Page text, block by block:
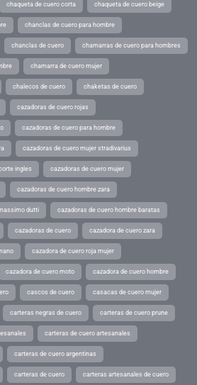
chaqueta de cuero corta chaqueta de cuero beige
chanclas de cuero para hombre
chanclas de cuero chamarras de cuero para hombres
chamarra de cuero mujer
chalecos de cuero chaketas de cuero
cazadoras de cuero rojas
cazadoras de cuero para hombre
cazadoras de cuero mujer stradivarius
ingles cazadoras de cuero mujer
cazadoras de cuero hombre zara
dutti cazadoras de cuero hombre baratas
cazadoras de cuero cazadora de cuero zara
cazadora de cuero roja mujer
cazadora de cuero moto cazadora de cuero hombre
cascos de cuero casacas de cuero mujer
carteras negras de cuero carteras de cuero prune
carteras de cuero artesanales
carteras de cuero argentinas
carteras de cuero carteras artesanales de cuero